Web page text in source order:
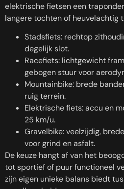
elektrische fietsen een
langere tochten of heuvelachtig
Stadsfiets: rechtop
degelijk slot.
Racefiets: lichtgewicht
gebogen stuur voor
Mountainbike: brede
ruig terrein.
Elektrische fiets: accu en
25 km/u.
Gravelbike: veelzijdig,
voor grind en asfalt.
De keuze hangt af van het
tot sportief of puur functioneel
zijn eigen unieke balans biedt